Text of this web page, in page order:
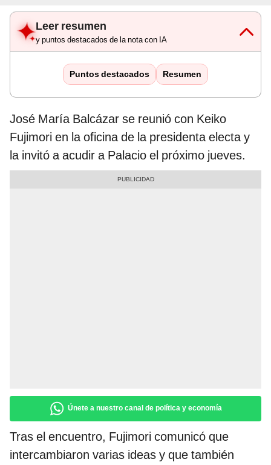
Leer resumen
y puntos destacados de la nota con IA
Puntos destacados Resumen
José María Balcázar se reunió con Keiko
Fujimori en la oficina de la presidenta electa y
la invitó a acudir a Palacio el próximo jueves.
Únete a nuestro canal de política y economía
Tras el encuentro, Fujimori comunicó que
intercambiaron varias ideas y que también